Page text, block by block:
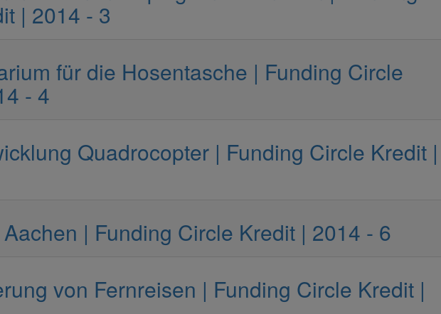
| 2014 - 3
für die Hosentasche | Funding Circle
- 4
Quadrocopter | Funding Circle Kredit |
| Funding Circle Kredit | 2014 - 6
von Fernreisen | Funding Circle Kredit |